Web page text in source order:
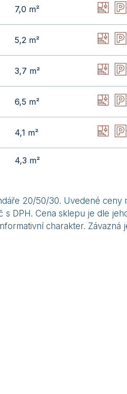
7,0 m²
5,2 m²
3,7 m²
6,5 m²
4,1 m²
4,3 m²
20/50/30. Uvedené ceny
DPH. Cena sklepu je dle
charakter.